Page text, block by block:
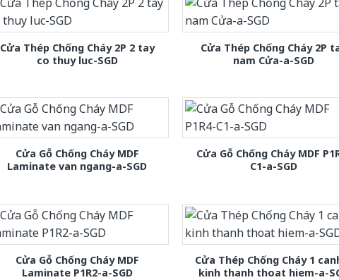
Cửa Thép Chống Cháy 2P 2 tay
co thuy luc-SGD
Cửa Thép Chống Cháy 2P
nam Cửa-a-SGD
Cửa Gỗ Chống Cháy MDF
Laminate van ngang-a-SGD
Cửa Gỗ Chống Cháy MDF
C1-a-SGD
Cửa Gỗ Chống Cháy MDF
Laminate P1R2-a-SGD
Cửa Thép Chống Cháy 1
kinh thanh thoat hiem-a-